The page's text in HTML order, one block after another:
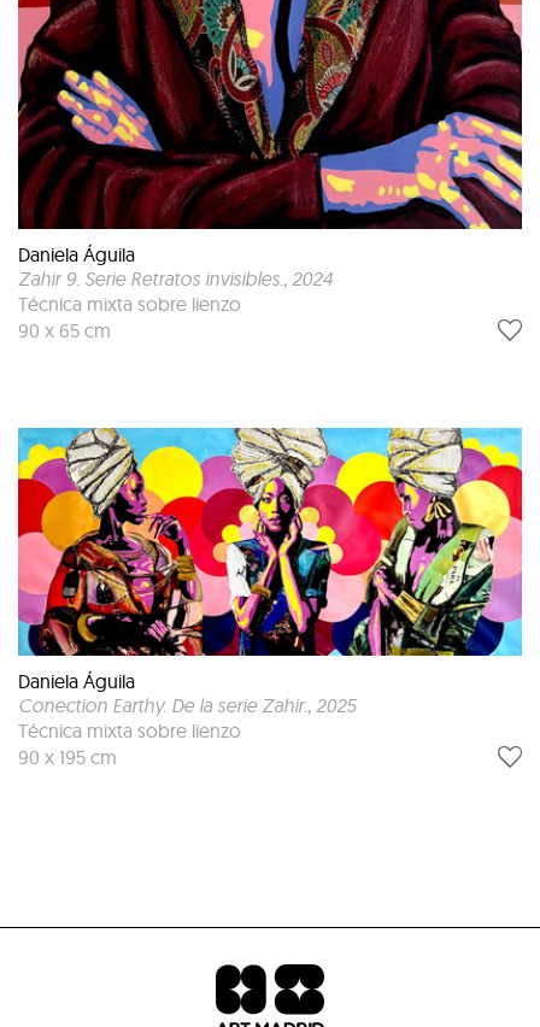
Daniela Águila
Zahir 9. Serie Retratos invisibles. , 2024
Técnica mixta sobre lienzo
90 x 65 cm
Daniela Águila
Conection Earthy. De la serie Zahir., 2025
Técnica mixta sobre lienzo
90 x 195 cm